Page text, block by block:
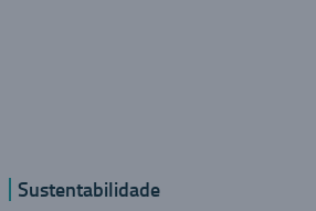
Sustentabilidade